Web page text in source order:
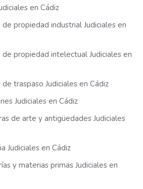
en Cádiz
propiedad industrial Judiciales en
propiedad intelectual Judiciales en
traspaso Judiciales en Cádiz
Judiciales en Cádiz
de arte y antigüedades Judiciales
Judiciales en Cádiz
y materias primas Judiciales en